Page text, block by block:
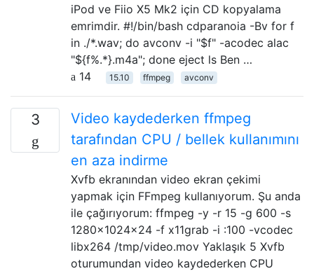
iPod ve Fiio X5 Mk2 için CD kopyalama
emrimdir. #!/bin/bash cdparanoia -Bv for f
in ./*.wav; do avconv -i "$f" -acodec alac
"${f%.*}.m4a"; done eject ls Ben …
14
15.10 ffmpeg avconv
3
Video kaydederken ffmpeg
tarafından CPU / bellek kullanımını
en aza indirme
Xvfb ekranından video ekran çekimi
yapmak için FFmpeg kullanıyorum. Şu anda
ile çağırıyorum: ffmpeg -y -r 15 -g 600 -s
1280x1024x24 -f x11grab -i :100 -vcodec
libx264 /tmp/video.mov Yaklaşık 5 Xvfb
oturumundan video kaydederken CPU